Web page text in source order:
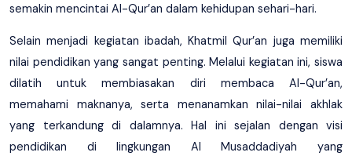
semakin mencintai Al-Qur’an dalam kehidupan sehari-hari.
Selain menjadi kegiatan ibadah, Khatmil Qur’an juga memiliki
nilai pendidikan yang sangat penting. Melalui kegiatan ini, siswa
dilatih untuk membiasakan diri membaca Al-Qur’an,
memahami maknanya, serta menanamkan nilai-nilai akhlak
yang terkandung di dalamnya. Hal ini sejalan dengan visi
pendidikan di lingkungan Al Musaddadiyah yang